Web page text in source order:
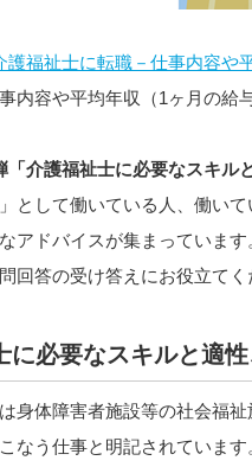
護福祉士に転職－仕事内容
内容や平均年収（1ヶ月の給
「介護福祉士に必要なスキル
として働いている人、働い
アドバイスが集まっていま
回答の受け答えにお役立てく
に必要なスキルと適
は身体障害者施設等の社会福
なう仕事と明記されていま